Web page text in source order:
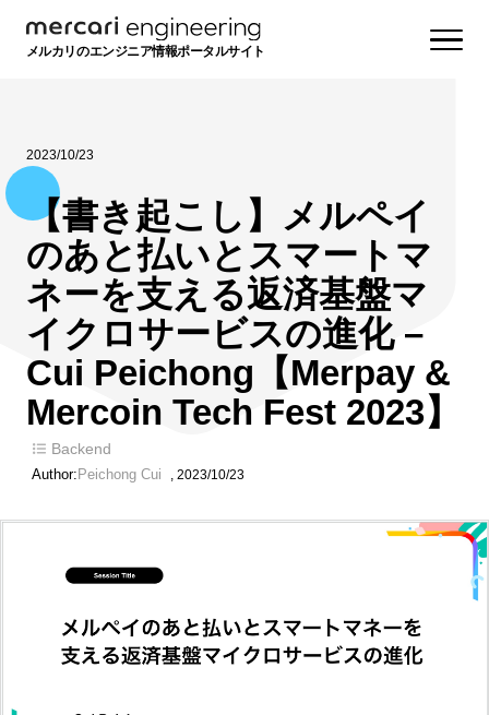
メルカリのエンジニア情報ポータルサイト
2023/10/23
【書き起こし】メルペイ
のあと払いとスマートマ
ネーを支える返済基盤マ
イクロサービスの進化 –
Cui Peichong【Merpay &
Mercoin Tech Fest 2023】
Backend
Author: Peichong Cui , 2023/10/23